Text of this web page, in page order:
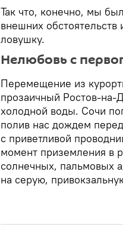
Так что, конечно, мы
внешних
ловушку.
Нелюбовь с
Перемещение из
прозаичный Ростов-на-
холодной воды. Сочи
полив нас дождем
с приветливой
момент приземления в
солнечных, пальмовых
на серую,